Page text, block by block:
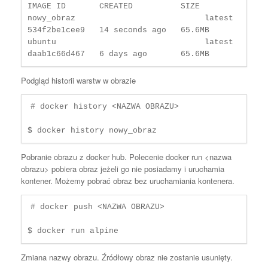
IMAGE ID       CREATED          SIZE
nowy_obraz                           latest
534f2be1cee9   14 seconds ago   65.6MB
ubuntu                               latest
Podgląd historii warstw w obrazie
# docker history <NAZWA OBRAZU>
$ docker history nowy_obraz
Pobranie obrazu z docker hub. Polecenie docker run <nazwa
obrazu> pobiera obraz jeżeli go nie posiadamy i uruchamia
kontener. Możemy pobrać obraz bez uruchamiania kontenera.
# docker push <NAZWA OBRAZU>
$ docker run alpine
Zmiana nazwy obrazu. Źródłowy obraz nie zostanie usunięty.